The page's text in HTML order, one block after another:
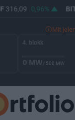
316,09 0,96%
Mit
4. blokk
0 MW/ 500 MW